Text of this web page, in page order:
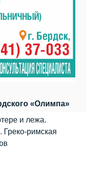
«Олимпа»
и лежа.
Греко-римская